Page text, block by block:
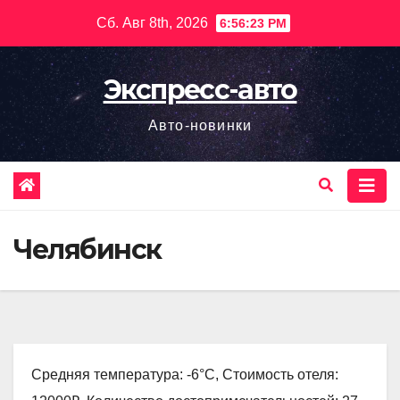
содержимому
Сб. Авг 8th, 2026 6:56:25 PM
Экспресс-авто
Авто-новинки
Челябинск
Средняя температура: -6°C, Стоимость отеля: